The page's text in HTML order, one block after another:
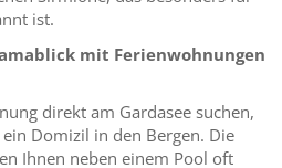
ist.
mit Ferienwohnungen
direkt am Gardasee suchen,
Domizil in den Bergen. Die
Ihnen neben einem Pool oft